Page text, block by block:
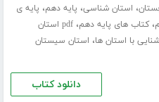
، استان شناسی، پایه دهم، پایه ی
،کتاب های پایه دهم،
pdf استان
با استان ها، استان سیستان
دانلود کتاب